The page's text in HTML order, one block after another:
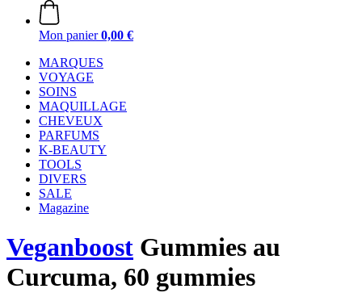
Mon panier 0,00 €
MARQUES
VOYAGE
SOINS
MAQUILLAGE
CHEVEUX
PARFUMS
K-BEAUTY
TOOLS
DIVERS
SALE
Magazine
Veganboost Gummies au
Curcuma, 60 gummies